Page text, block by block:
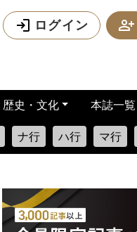
ログイン
歴史・文化 本誌一覧
ナ行 ハ行 マ行